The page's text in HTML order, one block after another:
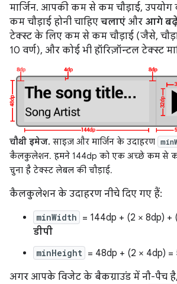
मार्जिन. आपकी कम से कम चौड़ाई,
कम चौड़ाई होनी चाहिए चलाएं और आगे
टेक्स्ट के लिए कम से कम चौड़ाई (जैसे,
10 वर्ण), और कोई भी हॉरिज़ॉन्टल टेक्स्ट
चौथी इमेज. साइज़ और मार्जिन के उदाहरण
कैलकुलेशन. हमने 144dp को एक अच्छे कम से
चुना है टेक्स्ट लेबल की चौड़ाई.
कैलकुलेशन के उदाहरण नीचे दिए गए हैं:
minWidth = 144dp + (2 × 8dp) +
डीपी
minHeight = 48dp + (2 × 4dp) =
अगर आपके विजेट के बैकग्राउंड में नौ-पैच